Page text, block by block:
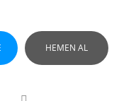
HEMEN AL